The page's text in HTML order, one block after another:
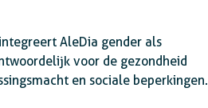
AleDia gender als
voor de gezondheid
en sociale beperkingen.